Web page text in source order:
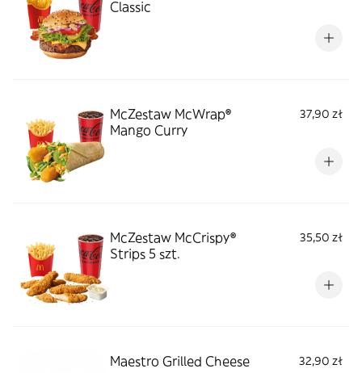
Classic
McZestaw McWrap®
Mango Curry
37,90 zł
McZestaw McCrispy®
Strips 5 szt.
35,50 zł
Maestro Grilled Cheese 32,90 zł